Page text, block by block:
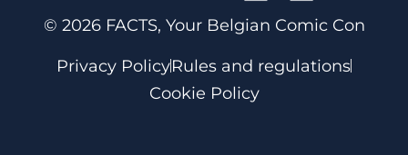
© 2026 FACTS, Your Belgian Comic Con
Privacy PolicyRules and regulations
Cookie Policy